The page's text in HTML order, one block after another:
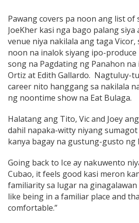
Pawang covers pa noon ang list of
JoeKher kasi nga bago palang siya
venue niya nakilala ang taga
noon na inalok siyang ipo-
song na Pagdating ng Panahon
Ortiz at Edith Gallardo. Nagtuluy-
career nito hanggang sa nakilala
ng noontime show na Eat Bulaga.
Halatang ang Tito, Vic and Joey
dahil napaka-witty niyang
kanya bagay na gustung-gusto ng
Going back to Ice ay nakuwento
Cubao, it feels good kasi meron
familiarity sa lugar na ginagalawan
like being in a familiar place and
comfortable.”